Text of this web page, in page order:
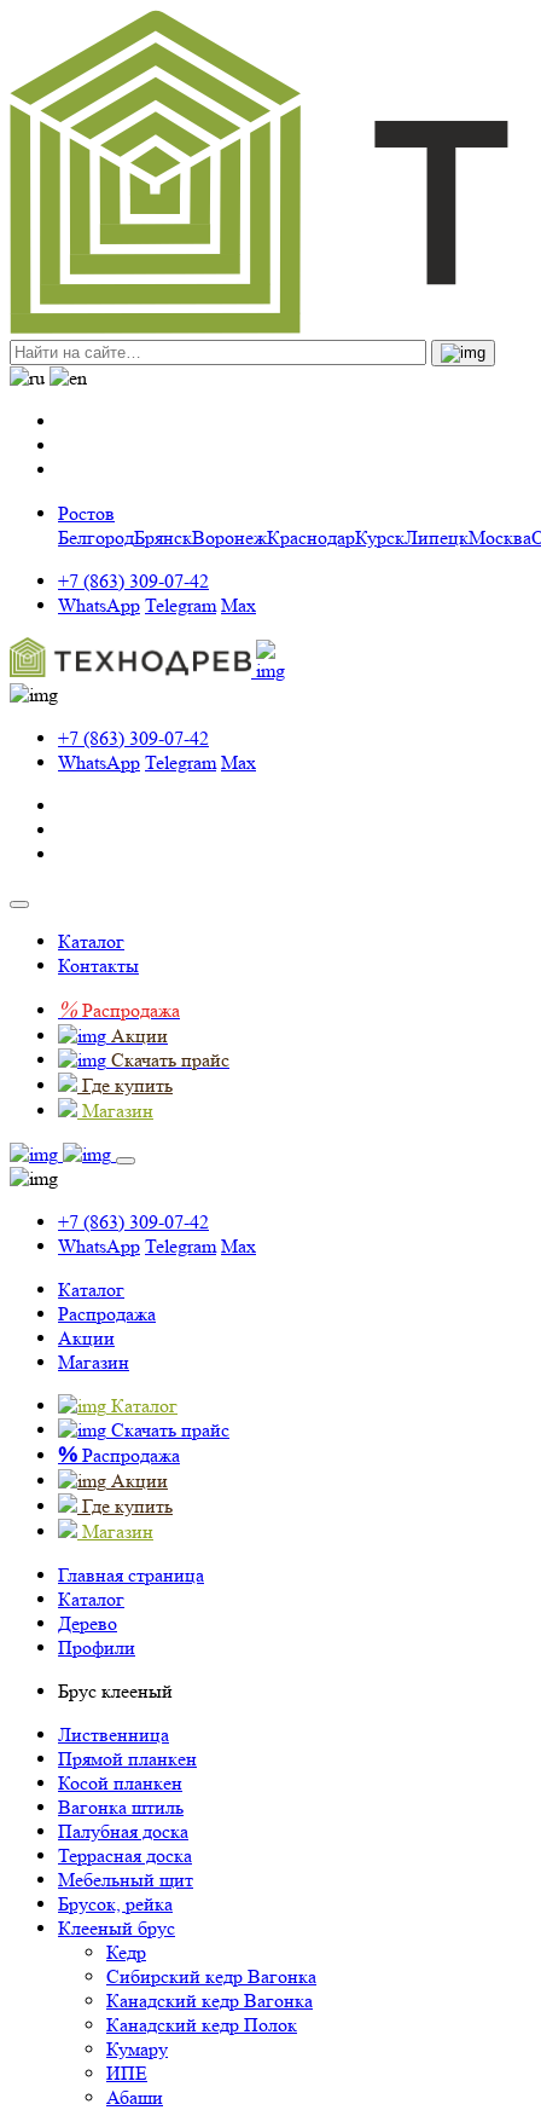
Ростов
БелгородБрянскВоронежКраснодарКурскЛипецкМосква
+7 (863) 309-07-42
WhatsApp Telegram Max
+7 (863) 309-07-42
WhatsApp Telegram Max
Каталог
Контакты
% Распродажа
Акции
Скачать прайс
Где купить
Магазин
+7 (863) 309-07-42
WhatsApp Telegram Max
Каталог
Распродажа
Акции
Магазин
Каталог
Скачать прайс
% Распродажа
Акции
Где купить
Магазин
Главная страница
Каталог
Дерево
Профили
Брус клееный
Лиственница
Прямой планкен
Косой планкен
Вагонка штиль
Палубная доска
Террасная доска
Мебельный щит
Брусок, рейка
Клееный брус
Кедр
Сибирский кедр Вагонка
Канадский кедр Вагонка
Канадский кедр Полок
Кумару
ИПЕ
Абаши